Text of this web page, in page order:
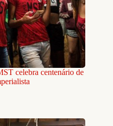
celebra centenário de